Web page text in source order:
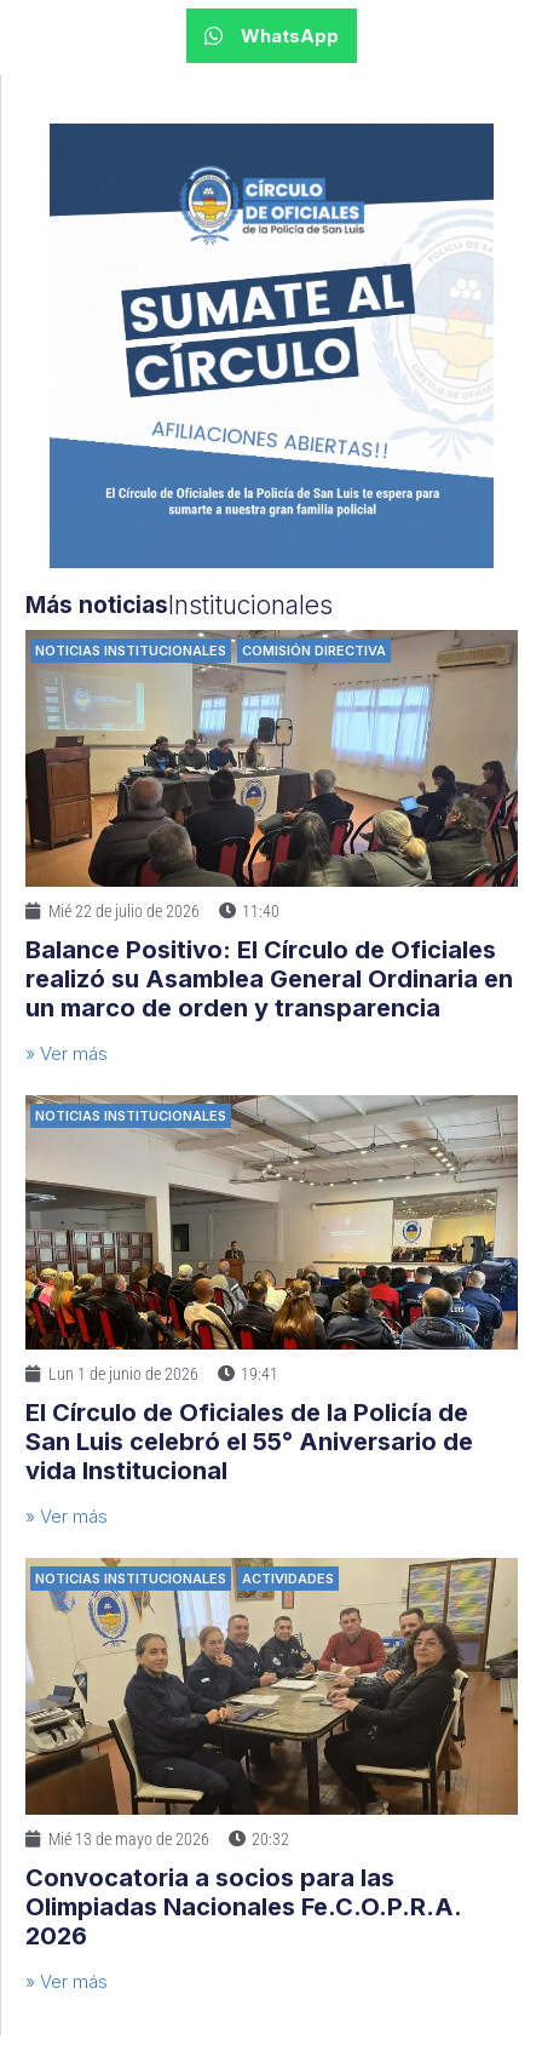
WhatsApp
Más noticiasInstitucionales
NOTICIAS INSTITUCIONALES COMISIÓN DIRECTIVA
Mié 22 de julio de 2026 11:40
Balance Positivo: El Círculo de Oficiales
realizó su Asamblea General Ordinaria en
un marco de orden y transparencia
» Ver más
NOTICIAS INSTITUCIONALES
Lun 1 de junio de 2026 19:41
El Círculo de Oficiales de la Policía de
San Luis celebró el 55° Aniversario de
vida Institucional
» Ver más
NOTICIAS INSTITUCIONALES ACTIVIDADES
Mié 13 de mayo de 2026 20:32
Convocatoria a socios para las
Olimpiadas Nacionales Fe.C.O.P.R.A.
2026
» Ver más